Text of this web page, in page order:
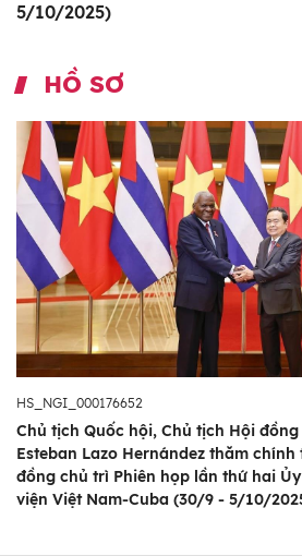
5/10/2025)
HỒ SƠ
HS_NGI_000176652
Chủ tịch Quốc hội, Chủ tịch Hội
Esteban Lazo Hernández thăm
đồng chủ trì Phiên họp lần thứ hai
viện Việt Nam-Cuba (30/9 - 5/10/